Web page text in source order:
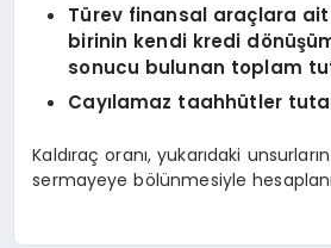
Türev finansal araçlara
birinin kendi kredi
sonucu bulunan toplam
Cayılamaz taahhütler
Kaldıraç oranı, yukarıdaki
sermayeye bölünmesiyle